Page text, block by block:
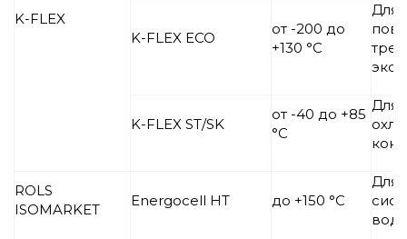
K-FLEX
K-FLEX ECO
от -200 до
+130 °C
Для
K-FLEX ST/SK
от -40 до +85
°C
Для
ROLS
ISOMARKET
Energocell HT до +150 °С
Для